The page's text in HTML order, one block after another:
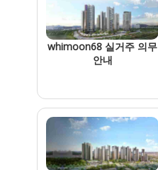
whimoon68 실거주 의무
안내